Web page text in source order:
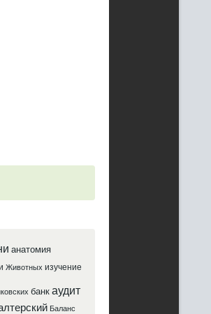
анатомия
Животных изучение
банк аудит
Баланс